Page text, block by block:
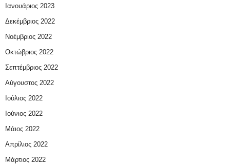
Ιανουάριος 2023
Δεκέμβριος 2022
Νοέμβριος 2022
Οκτώβριος 2022
Σεπτέμβριος 2022
Αύγουστος 2022
Ιούλιος 2022
Ιούνιος 2022
Μάιος 2022
Απρίλιος 2022
Μάρτιος 2022